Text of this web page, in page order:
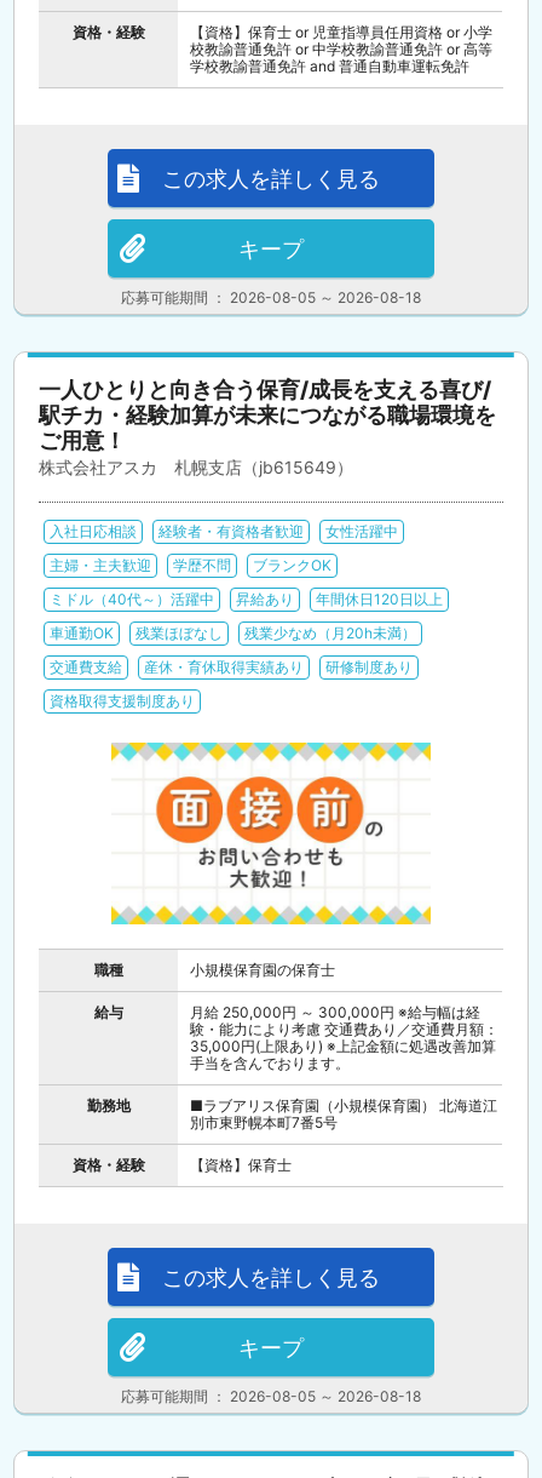
資格・経験
【資格】保育士 or 児童指導員任用資格 or 小学
校教諭普通免許 or 中学校教諭普通免許 or 高等
学校教諭普通免許 and 普通自動車運転免許
応募可能期間 ： 2026-08-05 ～ 2026-08-18
この求人を詳しく見る
キープ
一人ひとりと向き合う保育/成長を支える喜び/
駅チカ・経験加算が未来につながる職場環境を
ご用意！
株式会社アスカ 札幌支店（jb615649）
入社日応相談 経験者・有資格者歓迎
女性活躍中
主婦・主夫歓迎
学歴不問
ブランクOK
ミドル（40代～）活躍中
昇給あり
年間休日120日以上
車通勤OK
残業ほぼなし
残業少なめ（月20h未満）
交通費支給
産休・育休取得実績あり
研修制度あり
資格取得支援制度あり
職種 小規模保育園の保育士
給与
月給 250,000円 ～ 300,000円 ※給与幅は経
験・能力により考慮 交通費あり／交通費月額：
35,000円(上限あり) ※上記金額に処遇改善加算
手当を含んでおります。
勤務地
■ラブアリス保育園（小規模保育園） 北海道江
別市東野幌本町7番5号
資格・経験 【資格】保育士
応募可能期間 ： 2026-08-05 ～ 2026-08-18
この求人を詳しく見る
キープ